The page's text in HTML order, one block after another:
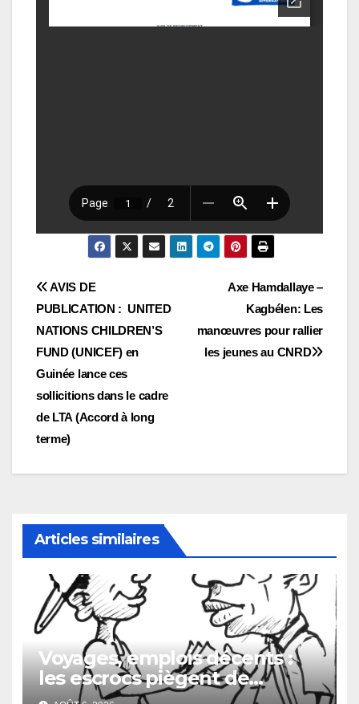
Navigation
de
l’article
Axe Hamdallaye –
Kagbélen: Les
manœuvres pour rallier
les jeunes au CNRD
AVIS DE
PUBLICATION : UNITED
NATIONS CHILDREN’S
FUND (UNICEF) en
Guinée lance ces
sollicitions dans le cadre
de LTA (Accord à long
terme)
Articles similaires
Voyages, emplois décents :
les escrocs piègent de
nombreux jeunes